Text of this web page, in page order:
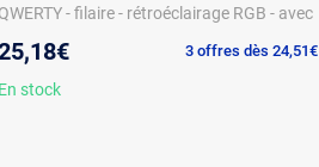
QWERTY - filaire - rétroéclairage RGB - avec
3 offres dès 24,51€
En stock